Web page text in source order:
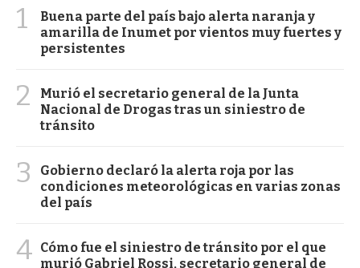
1
Buena parte del país bajo alerta naranja y
amarilla de Inumet por vientos muy fuertes y
persistentes
2
Murió el secretario general de la Junta
Nacional de Drogas tras un siniestro de
tránsito
3
Gobierno declaró la alerta roja por las
condiciones meteorológicas en varias zonas
del país
4 Cómo fue el siniestro de tránsito por el que
murió Gabriel Rossi, secretario general de